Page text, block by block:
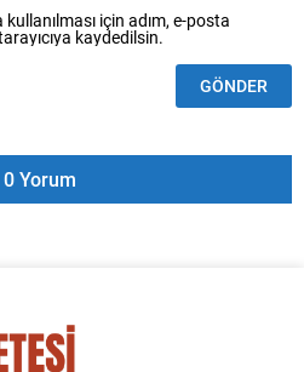
için adım, e-posta
kaydedilsin.
Yorum